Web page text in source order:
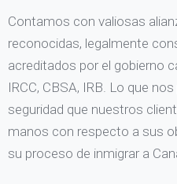
Contamos con valiosas
reconocidas, legalmente
acreditados por el gobierno
IRCC, CBSA, IRB. Lo que
seguridad que nuestros
manos con respecto a sus
su proceso de inmigrar a